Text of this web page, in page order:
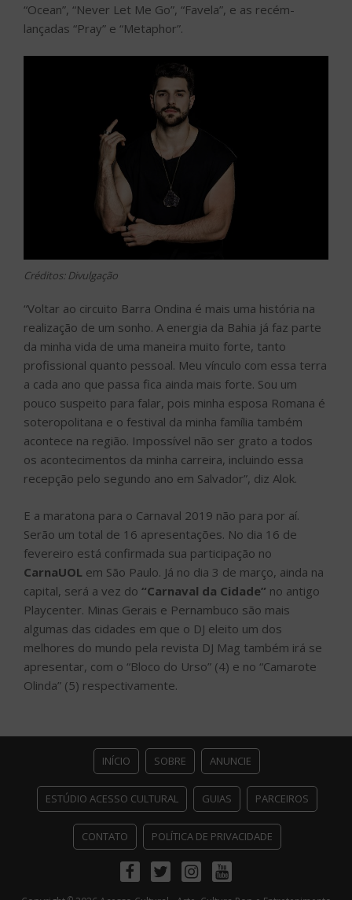
“Ocean”, “Never Let Me Go”, “Favela”, e as recém-
lançadas “Pray” e “Metaphor”.
Créditos: Divulgação
“Voltar ao circuito Barra Ondina é mais uma história na
realização de um sonho. A energia da Bahia já faz parte
da minha vida de uma maneira muito forte, tanto
profissional quanto pessoal. Meu vínculo com essa terra
a cada ano que passa fica ainda mais forte. Sou um
pouco suspeito para falar, pois minha esposa Romana é
soteropolitana e o festival da minha família também
acontece na região. Impossível não ser grato a todos
os acontecimentos da minha carreira, incluindo essa
recepção pelo segundo ano em Salvador”, diz Alok.
E a maratona para o Carnaval 2019 não para por aí.
Serão um total de 16 apresentações. No dia 16 de
fevereiro está confirmada sua participação no
CarnaUOL em São Paulo. Já no dia 3 de março, ainda na
capital, será a vez do “Carnaval da Cidade” no antigo
Playcenter. Minas Gerais e Pernambuco são mais
algumas das cidades em que o DJ eleito um dos
melhores do mundo pela revista DJ Mag também irá se
apresentar, com o “Bloco do Urso” (4) e no “Camarote
Olinda” (5) respectivamente.
INÍCIO SOBRE ANUNCIE
ESTÚDIO ACESSO CULTURAL GUIAS PARCEIROS
CONTATO POLÍTICA DE PRIVACIDADE
FacebookTwitterInstagramYoutube